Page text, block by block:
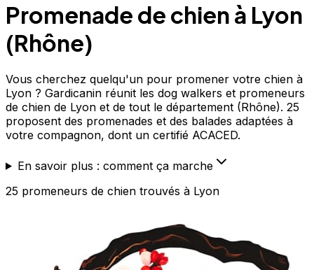
Promenade de chien à Lyon
(Rhône)
Vous cherchez quelqu'un pour promener votre chien à
Lyon ? Gardicanin réunit les dog walkers et promeneurs
de chien de Lyon et de tout le département (Rhône). 25
proposent des promenades et des balades adaptées à
votre compagnon, dont un certifié ACACED.
En savoir plus : comment ça marche
25 promeneurs de chien trouvés à Lyon